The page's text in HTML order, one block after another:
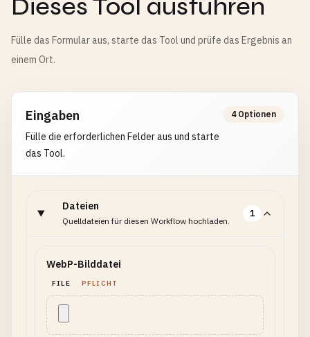
Dieses Tool ausführen
Fülle das Formular aus, starte das Tool und prüfe das Ergebnis an
einem Ort.
Eingaben
Fülle die erforderlichen Felder aus und starte
das Tool.
4 Optionen
Dateien
Quelldateien für diesen Workflow hochladen.
1
WebP-Bilddatei
FILE PFLICHT